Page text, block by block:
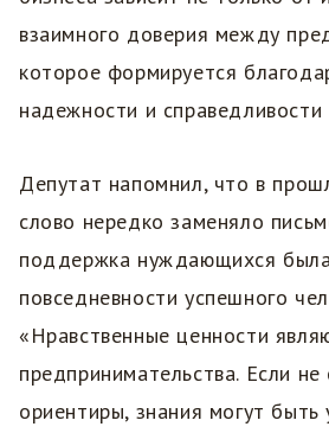
взаимного доверия между
которое формируется
надежности и
Депутат напомнил, что в
слово нередко заменяло
поддержка нуждающихся
повседневности успешного
«Нравственные ценности
предпринимательства. Если
ориентиры, знания могут